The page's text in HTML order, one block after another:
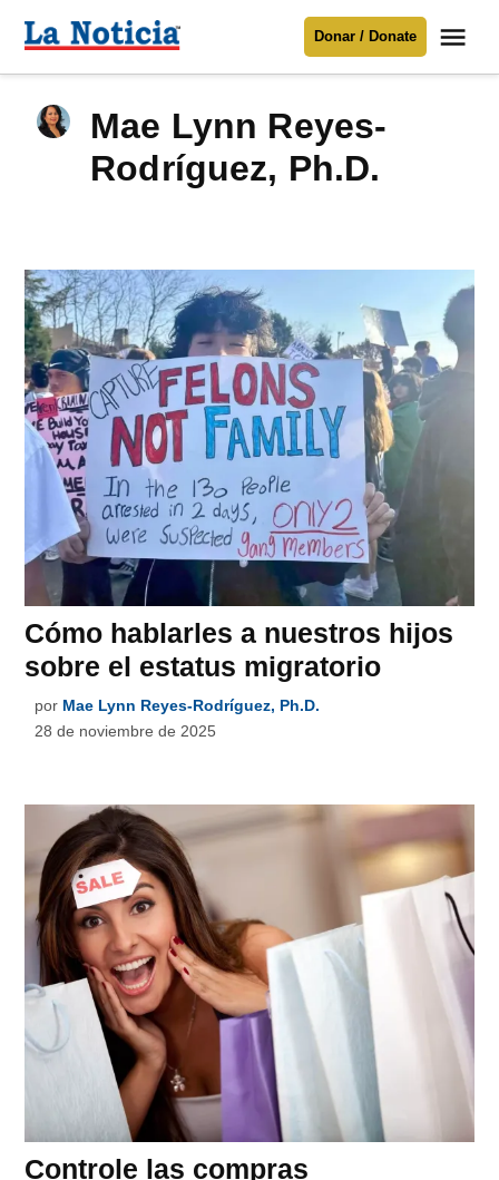
Para mantenerte informado necesitamos
contenido
Noticia
Donar / Donate
Mae Lynn Reyes-
Rodríguez, Ph.D.
Cómo hablarles a nuestros hijos
sobre el estatus migratorio
por Mae Lynn Reyes-Rodríguez, Ph.D.
28 de noviembre de 2025
Controle las compras